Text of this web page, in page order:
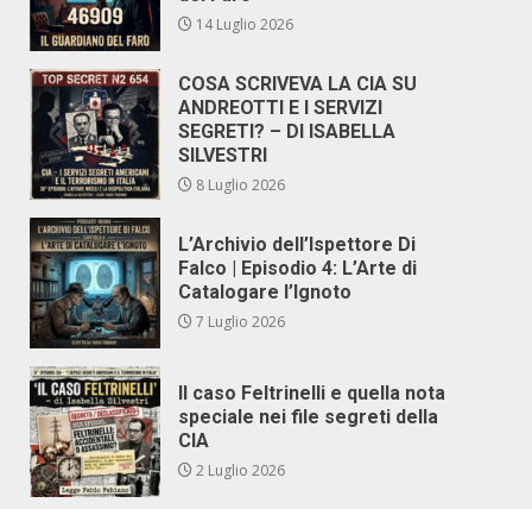
14 Luglio 2026
COSA SCRIVEVA LA CIA SU
ANDREOTTI E I SERVIZI
SEGRETI? – DI ISABELLA
SILVESTRI
8 Luglio 2026
L’Archivio dell’Ispettore Di
Falco | Episodio 4: L’Arte di
Catalogare l’Ignoto
7 Luglio 2026
Il caso Feltrinelli e quella nota
speciale nei file segreti della
CIA
2 Luglio 2026